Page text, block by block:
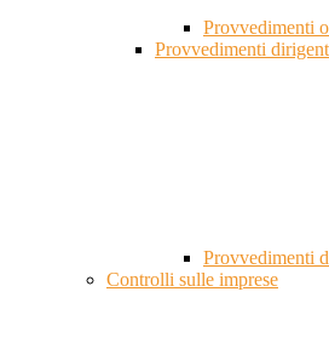
Provvedimenti
Provvedimenti
Provvedimenti
Controlli sulle imprese